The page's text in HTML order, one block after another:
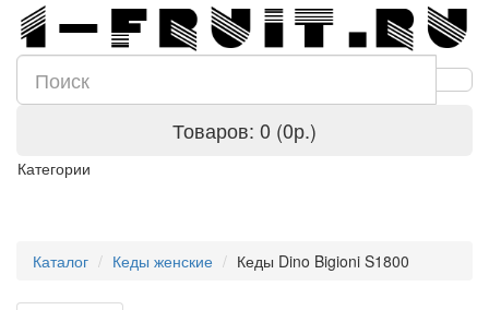
Товаров: 0 (0р.)
Категории
Каталог Кеды женские Кеды Dino Bigioni S1800